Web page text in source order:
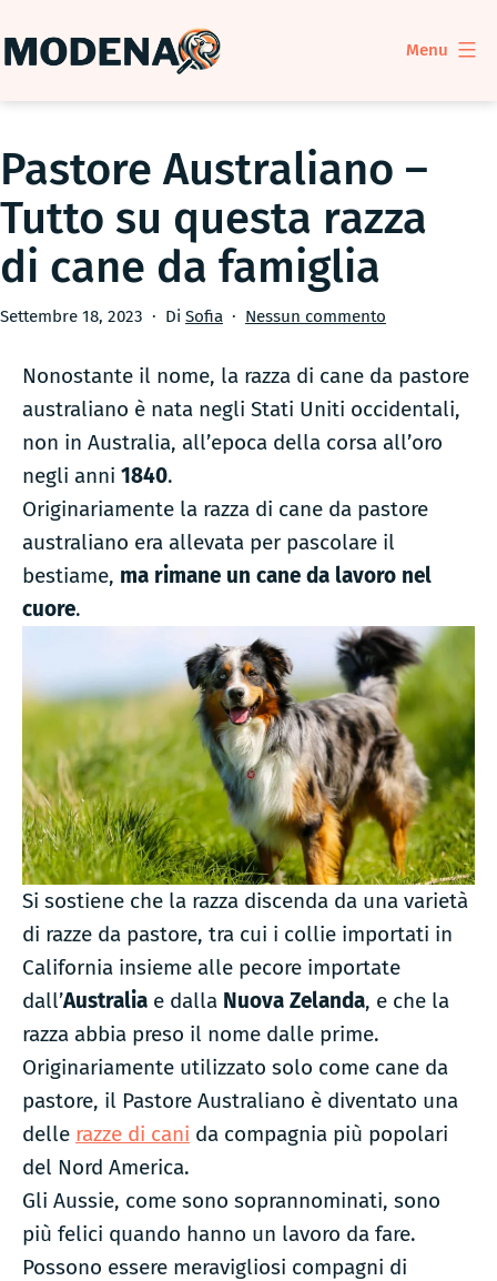
al
Menu
Pastore Australiano –
Tutto su questa razza
di cane da famiglia
Pubblicato
Settembre 18, 2023 Di Sofia Nessun commento
Australiano
–
Tutto
su
razza
di
cane
da
Nonostante il nome, la razza di cane da pastore
australiano è nata negli Stati Uniti occidentali,
non in Australia, all’epoca della corsa all’oro
negli anni 1840.
Originariamente la razza di cane da pastore
australiano era allevata per pascolare il
bestiame, ma rimane un cane da lavoro nel
cuore.
Si sostiene che la razza discenda da una varietà
di razze da pastore, tra cui i collie importati in
California insieme alle pecore importate
dall’Australia e dalla Nuova Zelanda, e che la
razza abbia preso il nome dalle prime.
Originariamente utilizzato solo come cane da
pastore, il Pastore Australiano è diventato una
delle razze di cani da compagnia più popolari
del Nord America.
Gli Aussie, come sono soprannominati, sono
più felici quando hanno un lavoro da fare.
Possono essere meravigliosi compagni di